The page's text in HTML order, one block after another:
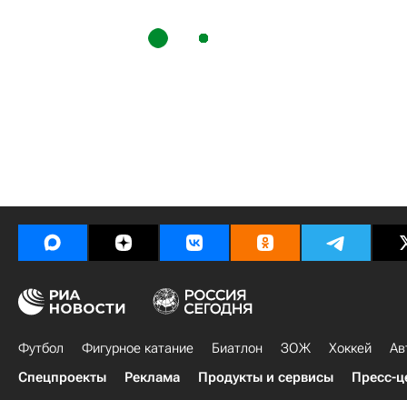
Футбол Фигурное катание Биатлон ЗОЖ Хоккей
Спецпроекты
Реклама Продукты и сервисы Пресс-